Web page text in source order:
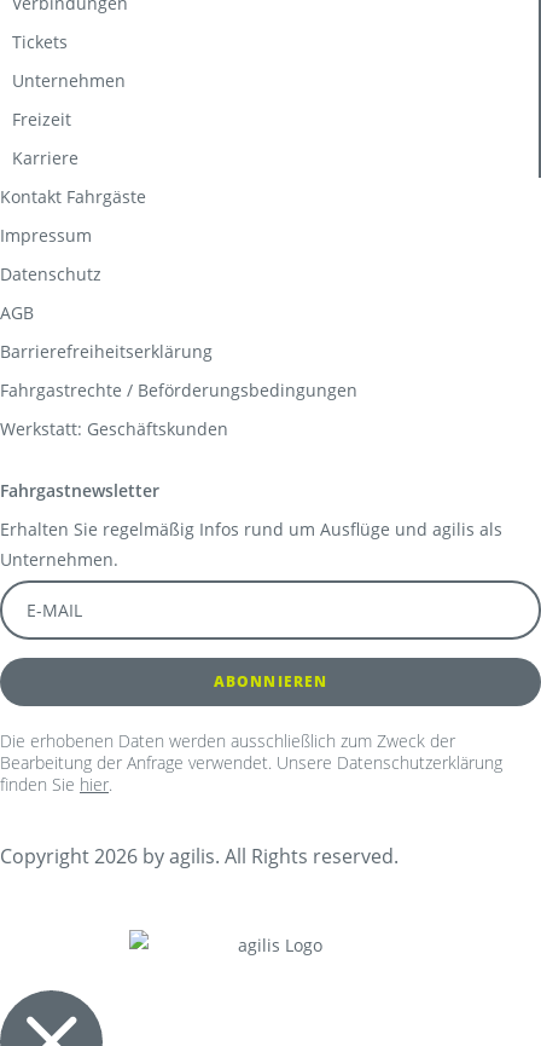
Tickets
Unternehmen
Freizeit
Karriere
Kontakt Fahrgäste
Impressum
Datenschutz
AGB
Barrierefreiheitserklärung
Fahrgastrechte / Beförderungsbedingungen
Werkstatt: Geschäftskunden
Fahrgastnewsletter
Erhalten Sie regelmäßig Infos rund um Ausflüge und agilis als
Unternehmen.
Die erhobenen Daten werden ausschließlich zum Zweck der
Bearbeitung der Anfrage verwendet. Unsere Datenschutzerklärung
finden Sie hier.
Copyright 2026 by agilis. All Rights reserved.